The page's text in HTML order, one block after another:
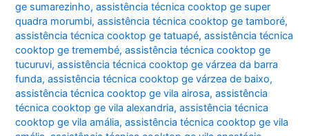
ge sumarezinho,assistência técnica cooktop ge super
quadra morumbi,assistência técnica cooktop ge tamboré,
assistência técnica cooktop ge tatuapé,assistência técnica
cooktop ge tremembé,assistência técnica cooktop ge
tucuruvi,assistência técnica cooktop ge várzea da barra
funda,assistência técnica cooktop ge várzea de baixo,
assistência técnica cooktop ge vila airosa,assistência
técnica cooktop ge vila alexandria,assistência técnica
cooktop ge vila amália,assistência técnica cooktop ge vila